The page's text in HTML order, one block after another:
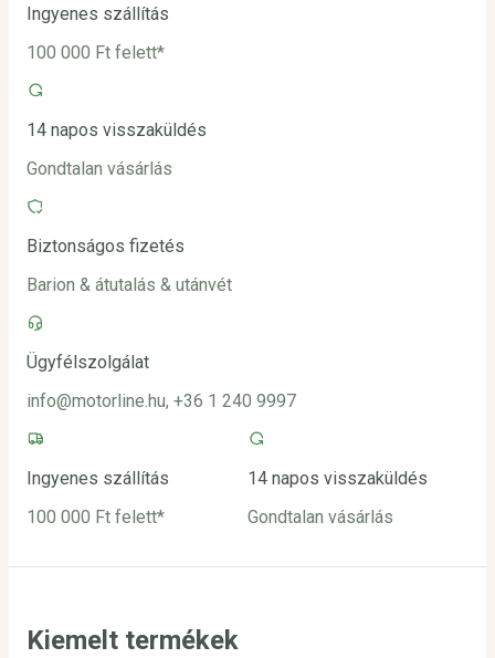
Ingyenes szállítás
100 000 Ft felett*
14 napos visszaküldés
Gondtalan vásárlás
Biztonságos fizetés
Barion & átutalás & utánvét
Ügyfélszolgálat
info@motorline.hu, +36 1 240 9997
Ingyenes szállítás
100 000 Ft felett*
14 napos visszaküldés
Gondtalan vásárlás
Kiemelt termékek